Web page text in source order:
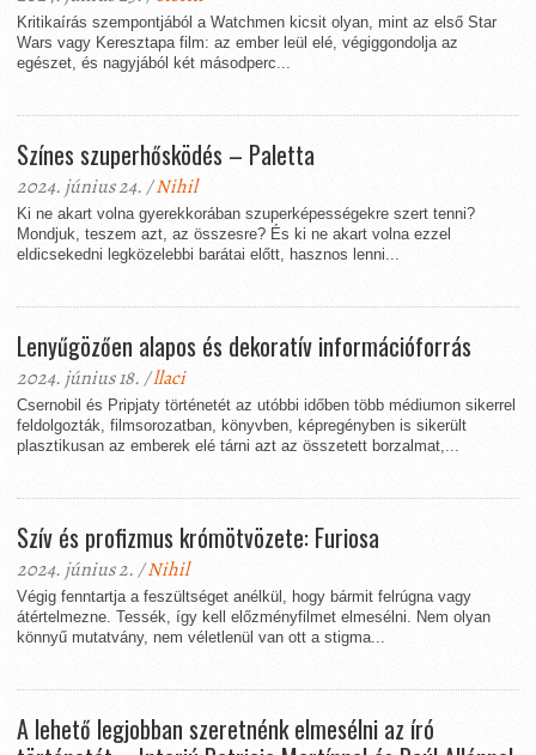
Kritikaírás szempontjából a Watchmen kicsit olyan, mint az első Star
Wars vagy Keresztapa film: az ember leül elé, végiggondolja az
egészet, és nagyjából két másodperc...
Színes szuperhősködés – Paletta
2024. június 24. /Nihil
Ki ne akart volna gyerekkorában szuperképességekre szert tenni?
Mondjuk, teszem azt, az összesre? És ki ne akart volna ezzel
eldicsekedni legközelebbi barátai előtt, hasznos lenni...
Lenyűgözően alapos és dekoratív információforrás
2024. június 18. /llaci
Csernobil és Pripjaty történetét az utóbbi időben több médiumon sikerrel
feldolgozták, filmsorozatban, könyvben, képregényben is sikerült
plasztikusan az emberek elé tárni azt az összetett borzalmat,...
Szív és profizmus krómötvözete: Furiosa
2024. június 2. /Nihil
Végig fenntartja a feszültséget anélkül, hogy bármit felrúgna vagy
átértelmezne. Tessék, így kell előzményfilmet elmesélni. Nem olyan
könnyű mutatvány, nem véletlenül van ott a stigma...
A lehető legjobban szeretnénk elmesélni az író